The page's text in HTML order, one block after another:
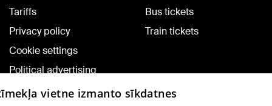
Tariffs
Privacy policy
Cookie settings
Political advertising
Cookie policy
Bus tickets
Train tickets
vietne izmanto sīkdatnes